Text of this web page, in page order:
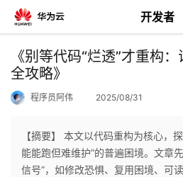
开发者
返
回
个
《别等代码“烂透”才重构
全攻略》
程序员阿伟 2025/08/31
【摘要】 本文以代码重构为核心，
能能跑但难维护”的普遍困境。文章
信号”，如修改恐惧、复用困境、可